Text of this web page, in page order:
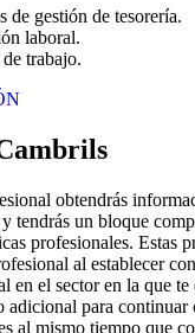
de gestión de tesorería.
laboral.
trabajo.
obtendrás
tendrás un bloque
profesionales. Estas
al establecer
en el sector en la que te
adicional para
al mismo tiempo que